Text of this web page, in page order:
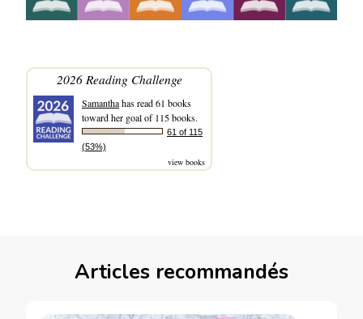
2026 Reading Challenge
Samanthahas read 61 books
toward her goal of 115 books.
61 of 115
(53%)
view books
Articles recommandés